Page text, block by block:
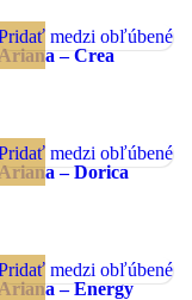
medzi obľúbené
– Crea
medzi obľúbené
– Dorica
medzi obľúbené
– Energy